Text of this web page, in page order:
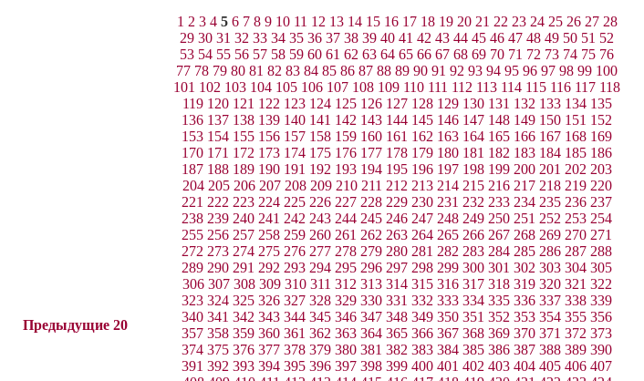
Предыдущие 20
1 2 3 4 5 6 7 8 9 10 11 12 13 14 15 16 17 18 19 20 21 22 23 24 25 26 27 28
29 30 31 32 33 34 35 36 37 38 39 40 41 42 43 44 45 46 47 48 49 50 51 52
53 54 55 56 57 58 59 60 61 62 63 64 65 66 67 68 69 70 71 72 73 74 75 76
77 78 79 80 81 82 83 84 85 86 87 88 89 90 91 92 93 94 95 96 97 98 99 100
101 102 103 104 105 106 107 108 109 110 111 112 113 114 115 116 117 118
119 120 121 122 123 124 125 126 127 128 129 130 131 132 133 134 135
136 137 138 139 140 141 142 143 144 145 146 147 148 149 150 151 152
153 154 155 156 157 158 159 160 161 162 163 164 165 166 167 168 169
170 171 172 173 174 175 176 177 178 179 180 181 182 183 184 185 186
187 188 189 190 191 192 193 194 195 196 197 198 199 200 201 202 203
204 205 206 207 208 209 210 211 212 213 214 215 216 217 218 219 220
221 222 223 224 225 226 227 228 229 230 231 232 233 234 235 236 237
238 239 240 241 242 243 244 245 246 247 248 249 250 251 252 253 254
255 256 257 258 259 260 261 262 263 264 265 266 267 268 269 270 271
272 273 274 275 276 277 278 279 280 281 282 283 284 285 286 287 288
289 290 291 292 293 294 295 296 297 298 299 300 301 302 303 304 305
306 307 308 309 310 311 312 313 314 315 316 317 318 319 320 321 322
323 324 325 326 327 328 329 330 331 332 333 334 335 336 337 338 339
340 341 342 343 344 345 346 347 348 349 350 351 352 353 354 355 356
357 358 359 360 361 362 363 364 365 366 367 368 369 370 371 372 373
374 375 376 377 378 379 380 381 382 383 384 385 386 387 388 389 390
391 392 393 394 395 396 397 398 399 400 401 402 403 404 405 406 407